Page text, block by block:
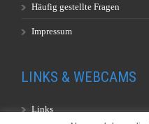
Häufig gestellte Fragen
Impressum
LINKS & WEBCAMS
Links